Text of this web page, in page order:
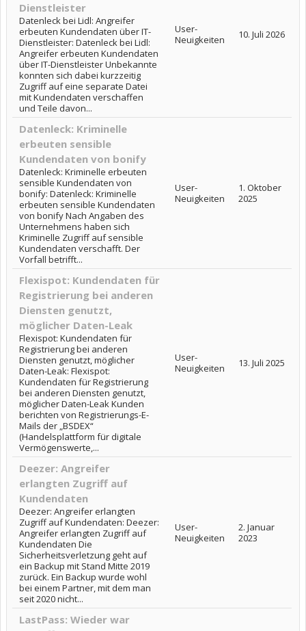
Dienstleister
Datenleck bei Lidl: Angreifer
erbeuten Kundendaten über IT-
Dienstleister: Datenleck bei Lidl:
Angreifer erbeuten Kundendaten
über IT-Dienstleister Unbekannte
konnten sich dabei kurzzeitig
Zugriff auf eine separate Datei
mit Kundendaten verschaffen
und Teile davon...
User-
Neuigkeiten
10. Juli 2026
Datenleck: Kriminelle
erbeuten sensible
Kundendaten von bonify
Datenleck: Kriminelle erbeuten
sensible Kundendaten von
bonify: Datenleck: Kriminelle
erbeuten sensible Kundendaten
von bonify Nach Angaben des
Unternehmens haben sich
Kriminelle Zugriff auf sensible
Kundendaten verschafft. Der
Vorfall betrifft...
User-
Neuigkeiten
1. Oktober
2025
Flexispot: Kundendaten für
Registrierung bei anderen
Diensten genutzt,
möglicher Daten-Leak
Flexispot: Kundendaten für
Registrierung bei anderen
Diensten genutzt, möglicher
Daten-Leak: Flexispot:
Kundendaten für Registrierung
bei anderen Diensten genutzt,
möglicher Daten-Leak Kunden
berichten von Registrierungs-E-
Mails der „BSDEX“
(Handelsplattform für digitale
Vermögenswerte,...
User-
Neuigkeiten
13. Juli 2025
Deezer: Angreifer
erlangten Zugriff auf
Kundendaten
Deezer: Angreifer erlangten
Zugriff auf Kundendaten: Deezer:
Angreifer erlangten Zugriff auf
Kundendaten Die
Sicherheitsverletzung geht auf
ein Backup mit Stand Mitte 2019
zurück. Ein Backup wurde wohl
bei einem Partner, mit dem man
seit 2020 nicht...
User-
Neuigkeiten
2. Januar
2023
LastPass: Wieder war